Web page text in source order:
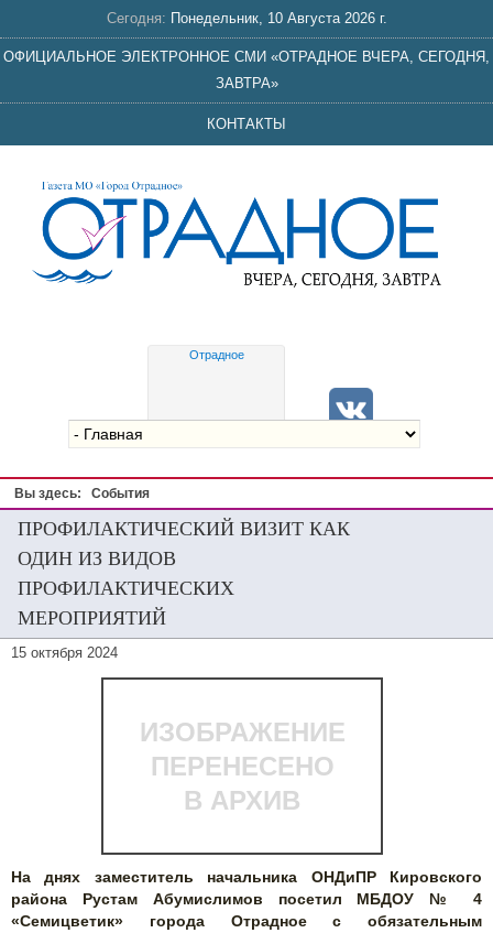
Сегодня: Понедельник, 10 Августа 2026 г.
ОФИЦИАЛЬНОЕ ЭЛЕКТРОННОЕ СМИ «ОТРАДНОЕ ВЧЕРА, СЕГОДНЯ,
ЗАВТРА»
КОНТАКТЫ
Отрадное
Вы здесь: События
ПРОФИЛАКТИЧЕСКИЙ ВИЗИТ КАК
ОДИН ИЗ ВИДОВ
ПРОФИЛАКТИЧЕСКИХ
МЕРОПРИЯТИЙ
15 октября 2024
ИЗОБРАЖЕНИЕ
ПЕРЕНЕСЕНО
В АРХИВ
На днях заместитель начальника ОНДиПР Кировского
района Рустам Абумислимов посетил МБДОУ № 4
«Семицветик» города Отрадное с обязательным